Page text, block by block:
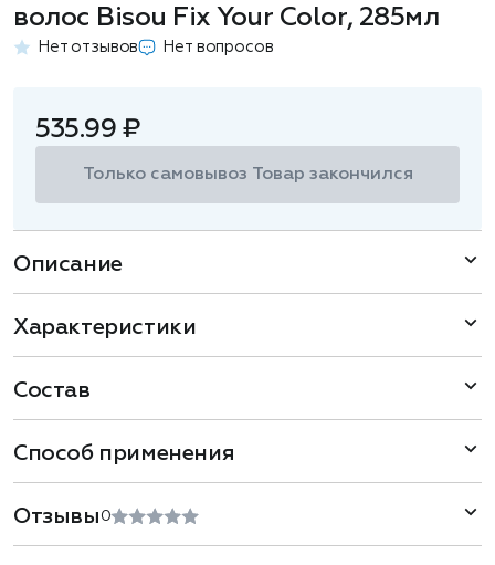
волос Bisou Fix Your Color, 285мл
Нет отзывов Нет вопросов
535.99 ₽
Только самовывоз Товар закончился
Описание
Характеристики
Состав
Способ применения
Отзывы 0